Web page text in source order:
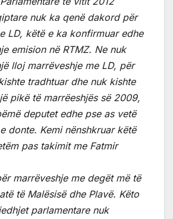
nuk ka qenë dakord për
LD, këtë e ka konfirmuar edhe
emision në RTMZ. Ne nuk
lloj marrëveshje me LD, për
tradhtuar dhe nuk kishte
pikë të marrëeshjës së 2009,
deputet edhe pse as vetë
donte. Kemi nënshkruar këtë
pas takimit me Fatmir
marrëveshje me degët më të
të Malësisë dhe Plavë. Këto
parlamentare nuk